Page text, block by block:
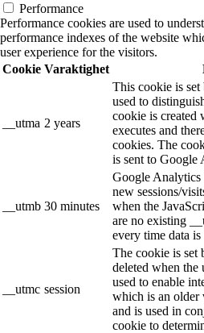
Performance
Performance cookies are used to
performance indexes of the website
user experience for the visitors.
Cookie Varaktighet
__utma 2 years
This cookie is
used to
cookie is created
executes and
cookies. The
is sent to Google
__utmb 30 minutes
Google Analytics
new sessions/
when the
are no existing
every time data
__utmc session
The cookie is set
deleted when the
used to enable
which is an older
and is used in
cookie to